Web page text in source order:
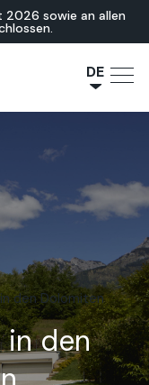
2026 sowie an allen
DE
FR
ES
den Dolomiten
in den